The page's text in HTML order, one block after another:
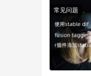
常见问题